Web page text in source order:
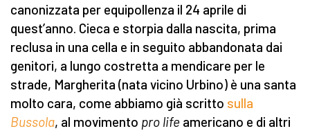
canonizzata per equipollenza il 24 aprile di
quest’anno. Cieca e storpia dalla nascita, prima
reclusa in una cella e in seguito abbandonata dai
genitori, a lungo costretta a mendicare per le
strade, Margherita (nata vicino Urbino) è una santa
molto cara, come abbiamo già scritto sulla
Bussola, al movimento pro life americano e di altri